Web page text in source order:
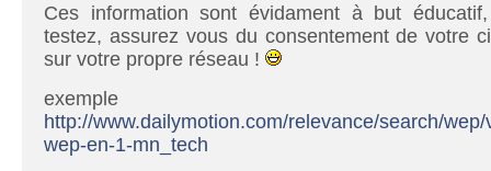
Ces information sont évidament à but
testez, assurez vous du consentement de votre
sur votre propre réseau !
exemple
http://www.dailymotion.com/relevance/search/
wep-en-1-mn_tech